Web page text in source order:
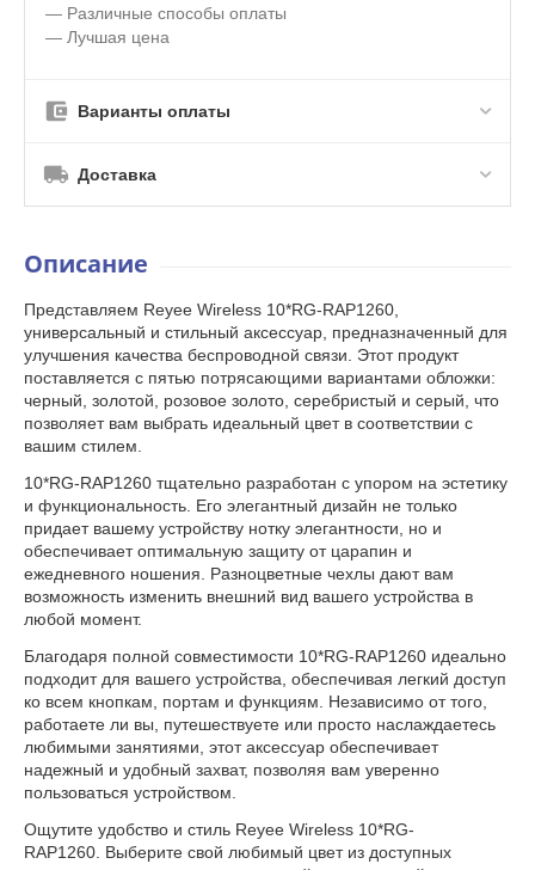
— Различные способы оплаты
— Лучшая цена
Варианты оплаты
Доставка
Описание
Представляем Reyee Wireless 10*RG-RAP1260,
универсальный и стильный аксессуар, предназначенный для
улучшения качества беспроводной связи. Этот продукт
поставляется с пятью потрясающими вариантами обложки:
черный, золотой, розовое золото, серебристый и серый, что
позволяет вам выбрать идеальный цвет в соответствии с
вашим стилем.
10*RG-RAP1260 тщательно разработан с упором на эстетику
и функциональность. Его элегантный дизайн не только
придает вашему устройству нотку элегантности, но и
обеспечивает оптимальную защиту от царапин и
ежедневного ношения. Разноцветные чехлы дают вам
возможность изменить внешний вид вашего устройства в
любой момент.
Благодаря полной совместимости 10*RG-RAP1260 идеально
подходит для вашего устройства, обеспечивая легкий доступ
ко всем кнопкам, портам и функциям. Независимо от того,
работаете ли вы, путешествуете или просто наслаждаетесь
любимыми занятиями, этот аксессуар обеспечивает
надежный и удобный захват, позволяя вам уверенно
пользоваться устройством.
Ощутите удобство и стиль Reyee Wireless 10*RG-
RAP1260. Выберите свой любимый цвет из доступных